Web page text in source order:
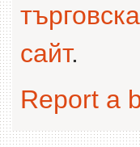
сайт.
Report a